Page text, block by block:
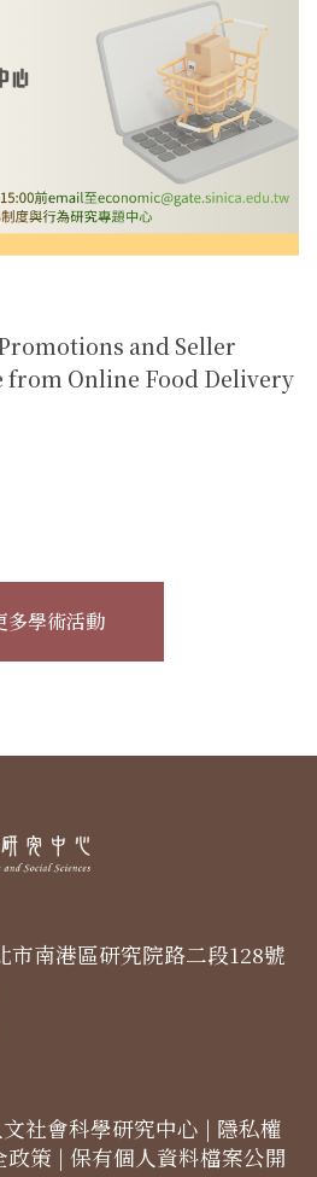
and Seller
from Online Food Delivery
多學術活動
市南港區研究院路二段128號
社會科學研究中心 | 隱私權
政策 | 保有個人資料檔案公開